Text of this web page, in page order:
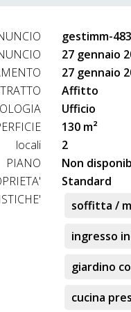
per tutti i
gestimm-
27 gennaio
27 gennaio
Affitto
Ufficio
130 m²
locali
2
PIANO
Non
Standard
soffitta /
ingresso
giardino
cucina